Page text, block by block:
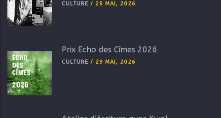
CULTURE / 29 MAI, 2026
Prix Echo des Cîmes 2026
CULTURE / 29 MAI, 2026